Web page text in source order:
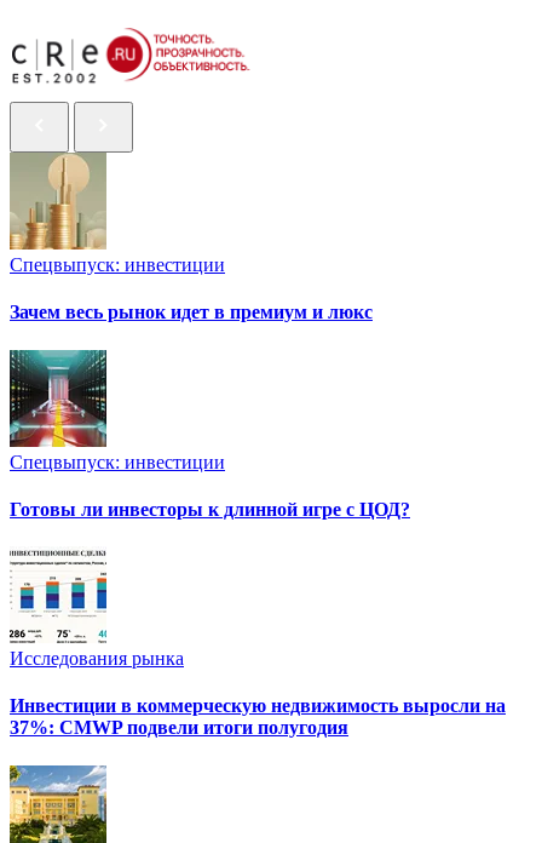
Спецвыпуск: инвестиции
Зачем весь рынок идет в премиум и люкс
Спецвыпуск: инвестиции
Готовы ли инвесторы к длинной игре с ЦОД?
Исследования рынка
Инвестиции в коммерческую недвижимость выросли на
37%: CMWP подвели итоги полугодия